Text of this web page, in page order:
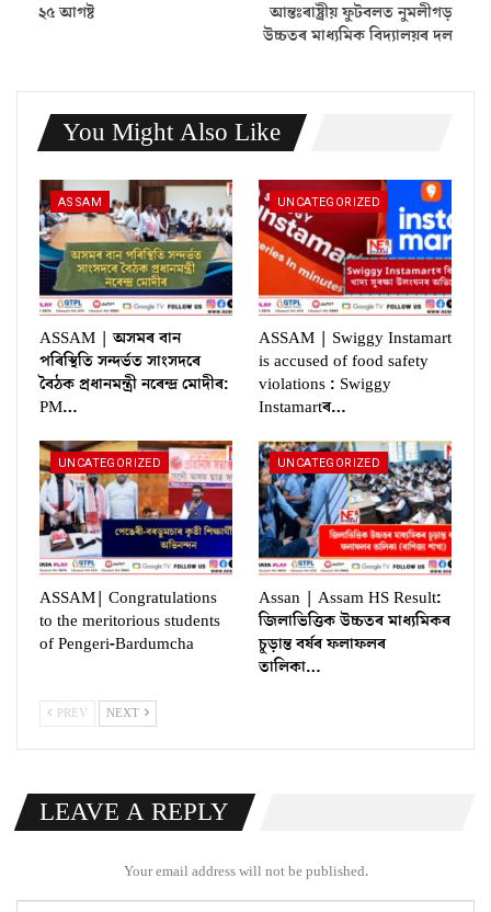
২৫ আগষ্ট
আন্তঃৰাষ্ট্ৰীয় ফুটবলত নুমলীগড়
উচ্চতৰ মাধ্যমিক বিদ্যালয়ৰ দল
You Might Also Like
ASSAM
ASSAM | অসমৰ বান
পৰিস্থিতি সন্দৰ্ভত সাংসদৰে
বৈঠক প্ৰধানমন্ত্ৰী নৰেন্দ্ৰ মোদীৰ:
PM…
UNCATEGORIZED
ASSAM | Swiggy Instamart
is accused of food safety
violations : Swiggy
Instamartৰ…
UNCATEGORIZED
ASSAM| Congratulations
to the meritorious students
of Pengeri-Bardumcha
UNCATEGORIZED
Assan | Assam HS Result:
জিলাভিত্তিক উচ্চতৰ মাধ্যমিকৰ
চূড়ান্ত বৰ্ষৰ ফলাফলৰ
তালিকা…
PREV NEXT
LEAVE A REPLY
Your email address will not be published.